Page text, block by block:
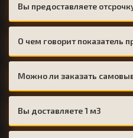
Вы предоставляете
О чем говорит показатель
Можно ли заказать
Вы доставляете 1 м3